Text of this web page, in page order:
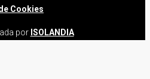
Cookies
por ISOLANDIA